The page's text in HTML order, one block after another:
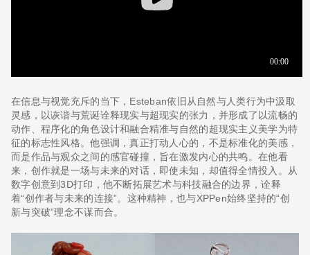
在信息与视觉充斥的当下，Esteban依旧从自然与人类行为中汲取
灵感，以诙谐与荒诞诠释现实与超现实的张力，并形成了以流畅的
动作、程序化的角色设计和融合精准与自然的超现实主义美学为特
征的标志性风格。他强调，真正打动人心的，不是标准化的美感，
而是作品与观众之间的感官碰撞，旨在激发内心的共鸣。在他看
来，创作就是一场与未来的对话，即使未知，却值得全情投入。从
数字创意到3D打印，他不断拓展艺术与科技融合的边界，诠释
着“创作者与未来的连接”。这种精神，也与XPPen始终坚持的“创
新与突破”理念不谋而合。